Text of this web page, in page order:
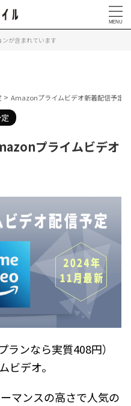
が含まれています
> Amazonプライムビデオ新着配信予定
プライムビデオ
ンなら実質408円）
ビデオ。
マンスの高さで人気の